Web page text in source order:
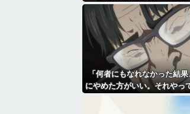
「何者にもなれなかった結
にやめた方がいい。それやっ
がらない」→各界隈に突